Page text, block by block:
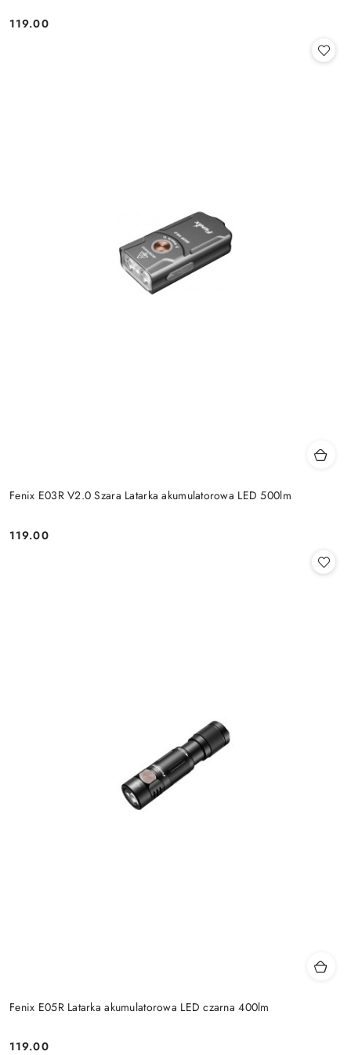
Cena:
119.00
Fenix E03R V2.0 Szara Latarka akumulatorowa LED 500lm
Cena:
119.00
Fenix E05R Latarka akumulatorowa LED czarna 400lm
119.00